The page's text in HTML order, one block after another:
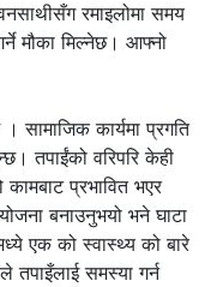
रमाइलोमा समय
मौका मिल्नेछ। आफ्नो
सामाजिक कार्यमा प्रगति
तपाईंको वरिपरि केही
प्रभावित भएर
बनाउनुभयो भने घाटा
एक को स्वास्थ्य को बारे
तपाइँलाई समस्या गर्न